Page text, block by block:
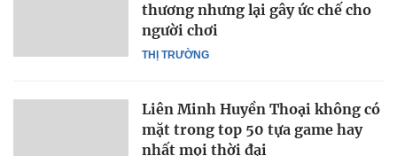
THỊ TRƯỜNG
thương nhưng lại gây ức chế cho
người chơi
Liên Minh Huyền Thoại không có
mặt trong top 50 tựa game hay
nhất mọi thời đại